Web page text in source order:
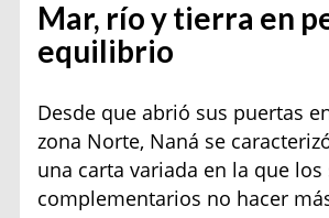
Mar, río y tierra en
equilibrio
Desde que abrió sus puertas
zona Norte, Naná se
una carta variada en la que los
complementarios no hacer